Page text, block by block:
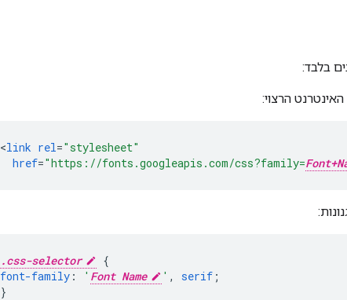
הרצוי:
<link rel="stylesheet"
href="https://fonts.googleapis.com/css?family=
.css-selector
{
font-family : ' Font Name ' , serif ;
}